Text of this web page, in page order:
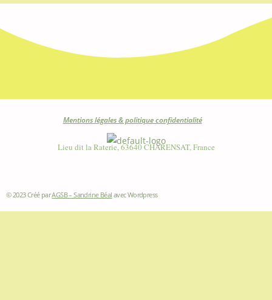
Mentions légales & politique confidentialité
Lieu dit la Raterie, 63640 CHARENSAT, France
© 2023 Créé parAGSB – Sandrine Béal avec Wordpress